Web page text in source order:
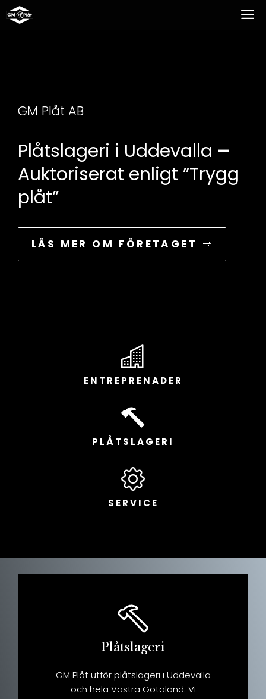
Hoppa
till
GM Plåt AB
Plåtslageri i Uddevalla –
Auktoriserat enligt ”Trygg
plåt”
LÄS MER OM FÖRETAGET
ENTREPRENADER
PLÅTSLAGERI
SERVICE
Plåtslageri
GM Plåt utför plåtslageri i Uddevalla
och hela Västra Götaland. Vi